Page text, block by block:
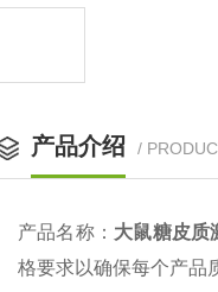
产品介绍 /
产品名称： 大鼠糖皮质
格要求以确保每个产品